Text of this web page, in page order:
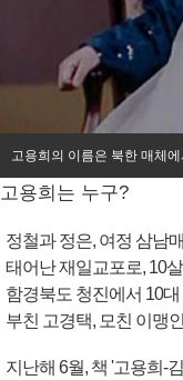
고용희의 이름은 북한 매체
고용희는 누구?
정철과 정은, 여정 삼남
태어난 재일교포로, 10
함경북도 청진에서 10
부친 고경택, 모친 이맹
지난해 6월, 책 '고용희-